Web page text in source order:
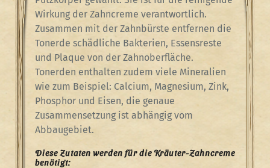
Wirkung der Zahncreme verantwortlich.
Zusammen mit der Zahnbürste entfernen die
Tonerde schädliche Bakterien, Essensreste
und Plaque von der Zahnoberfläche.
Tonerden enthalten zudem viele Mineralien
wie zum Beispiel: Calcium, Magnesium, Zink,
Phosphor und Eisen, die genaue
Zusammensetzung ist abhängig vom
Abbaugebiet.
Diese Zutaten werden für die Kräuter-Zahncreme
benötigt: